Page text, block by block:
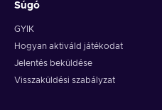
Súgó
GYIK
Hogyan aktiváld játékodat
Jelentés beküldése
Visszaküldési szabályzat